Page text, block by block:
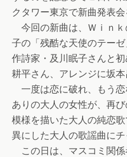
クタワー東京で新曲発表会
今回の新曲は、Ｗｉｎ
子の「残酷な天使のテー
作詩家・及川眠子さんと
耕平さん、アレンジに坂本
一度は恋に破れ、もう
ありの大人の女性が、再
模様を描いた大人の純恋
異にした大人の歌謡曲にチ
この日は、マスコミ関